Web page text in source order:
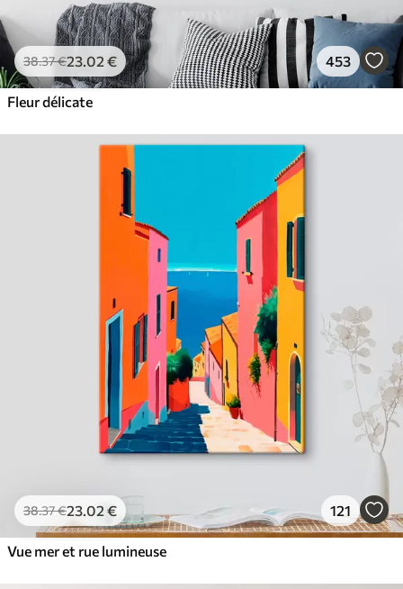
38.37€23.02 € 453
Fleur délicate
38.37€23.02 € 121
Vue mer et rue lumineuse